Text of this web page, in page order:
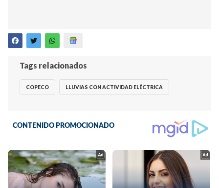
Tags relacionados
COPECO LLUVIAS CON ACTIVIDAD ELÉCTRICA